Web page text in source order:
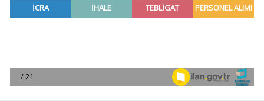
22:44 |
2026 Air Badminton Türkiye Şampiyonası,